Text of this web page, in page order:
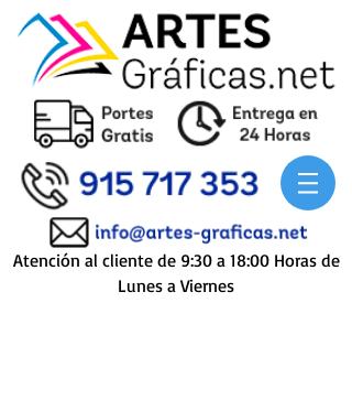
Atención al cliente de 9:30 a 18:00 Horas de
Lunes a Viernes